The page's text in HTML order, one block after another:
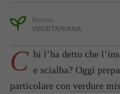
Ricetta:
VEGETARIANA
C hi l’ha detto che
e scialba? Oggi
particolare con verdure